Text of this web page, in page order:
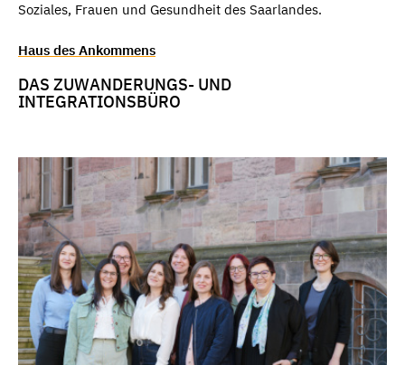
Soziales, Frauen und Gesundheit des Saarlandes.
Haus des Ankommens
DAS ZUWANDERUNGS- UND
INTEGRATIONSBÜRO